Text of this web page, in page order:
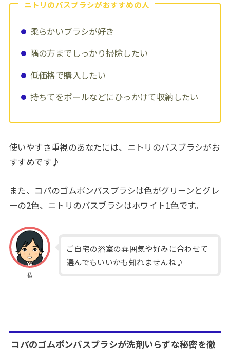
ニトリのバスブラシがおすすめの人
柔らかいブラシが好き
隅の方までしっかり掃除したい
低価格で購入したい
持ちてをポールなどにひっかけて収納したい
使いやすさ重視のあなたには、ニトリのバスブラシがお
すすめです♪
また、コパのゴムポンバスブラシは色がグリーンとグレ
ーの2色、ニトリのバスブラシはホワイト1色です。
私
ご自宅の浴室の雰囲気や好みに合わせて
選んでもいいかも知れませんね♪
コパのゴムポンバスブラシが洗剤いらずな秘密を徹